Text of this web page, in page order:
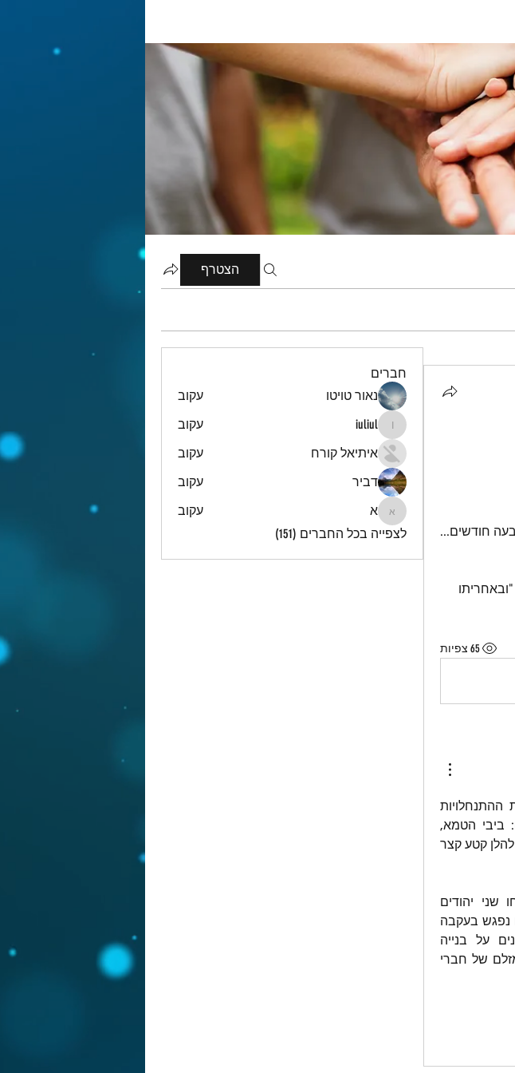
הצטרף
65 צפיות
מה ביבי הבבון היה אומר אם בזמן שבנט ולפיד מקפיאים את ההתנחלויות
לארבעה חודשים, היו נרצחים שני יהודים בשומרון? אגלה לכם: ביבי הטמא,
), להלן קטע קצר
חברים
נאור טויטו
עקוב
iuliul
iuliul
עקוב
איתיאל קורח
עקוב
דביר
עקוב
א
עקוב
לצפייה בכל החברים (151)